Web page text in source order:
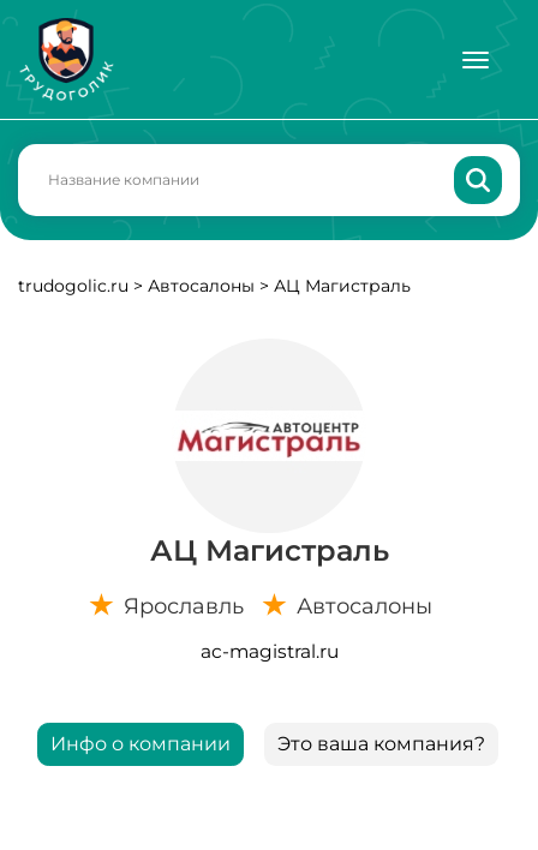
trudogolic.ru > Автосалоны > АЦ Магистраль
АЦ Магистраль
Ярославль Автосалоны
ac-magistral.ru
Инфо о компании Это ваша компания?